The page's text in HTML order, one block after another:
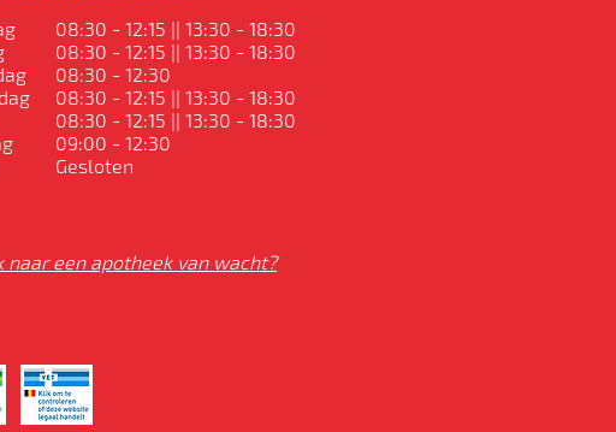
08:30 - 12:15 || 13:30 - 18:30
08:30 - 12:15 || 13:30 - 18:30
08:30 - 12:30
08:30 - 12:15 || 13:30 - 18:30
08:30 - 12:15 || 13:30 - 18:30
09:00 - 12:30
Gesloten
naar een apotheek van wacht?